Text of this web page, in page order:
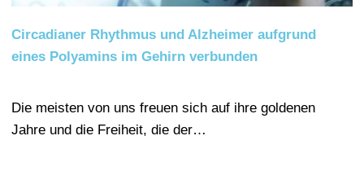
Circadianer Rhythmus und Alzheimer aufgrund
eines Polyamins im Gehirn verbunden
Die meisten von uns freuen sich auf ihre goldenen
Jahre und die Freiheit, die der…